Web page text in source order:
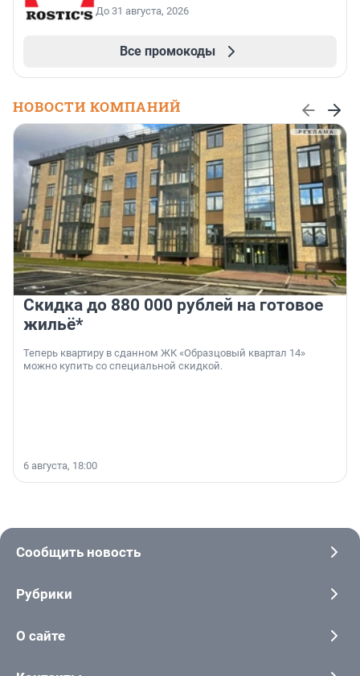
До 31 августа, 2026
Все промокоды
НОВОСТИ КОМПАНИЙ
Скидка до 880 000 рублей на готовое
жильё*
Теперь квартиру в сданном ЖК «Образцовый квартал 14»
можно купить со специальной скидкой.
6 августа, 18:00
Сообщить новость
Рубрики
О сайте